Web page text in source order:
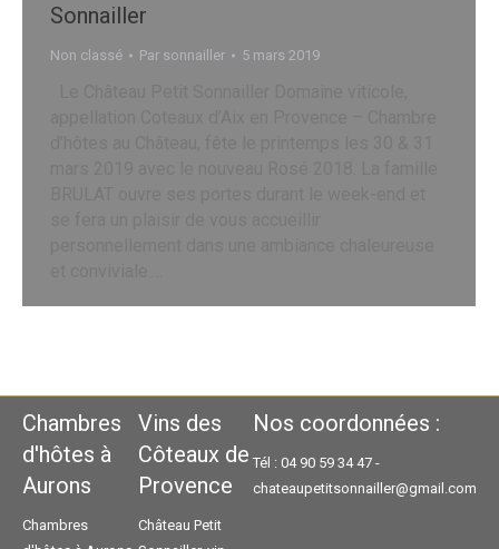
Sonnailler
Non classé Par sonnailler 5 mars 2019
Chambres
d'hôtes à
Aurons
Chambres
Vins des
Côteaux de
Provence
Château Petit
Nos coordonnées :
Tél : 04 90 59 34 47 -
chateaupetitsonnailler@gmail.com